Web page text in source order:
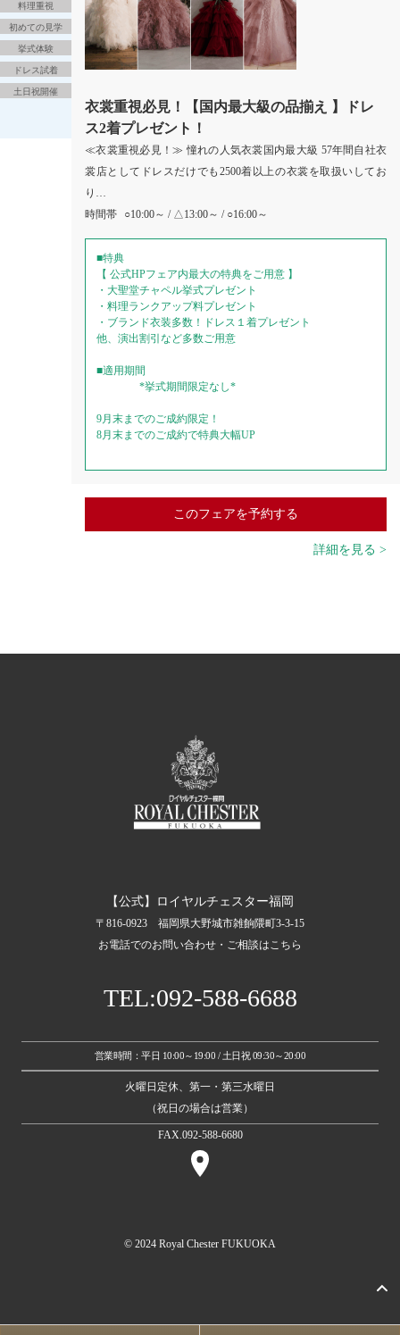
料理重視
初めての見学
挙式体験
ドレス試着
土日祝開催
衣裳重視必見！【国内最大級の品揃え 】ドレ
ス2着プレゼント！
≪衣裳重視必見！≫ 憧れの人気衣裳国内最大級 57年間自社衣
裳店としてドレスだけでも2500着以上の衣裳を取扱いしてお
り…
時間帯
○10:00～ / △13:00～ / ○16:00～
■特典
【 公式HPフェア内最大の特典をご用意 】
・大聖堂チャペル挙式プレゼント
・料理ランクアップ料プレゼント
・ブランド衣装多数！ドレス１着プレゼント
他、演出割引など多数ご用意
■適用期間
*挙式期間限定なし*
9月末までのご成約限定！
8月末までのご成約で特典大幅UP
このフェアを予約する
詳細を見る >
【公式】ロイヤルチェスター福岡
〒816-0923 福岡県大野城市雑餉隈町3-3-15
お電話でのお問い合わせ・ご相談はこちら
TEL:092-588-6688
営業時間：平日 10:00～19:00 / 土日祝 09:30～20:00
火曜日定休、第一・第三水曜日
（祝日の場合は営業）
FAX.092-588-6680
© 2024 Royal Chester FUKUOKA